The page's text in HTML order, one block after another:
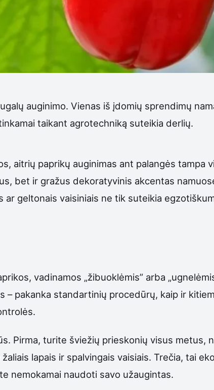
auginimo. Vienas iš įdomių sprendimų
taikant agrotechniką suteikia derlių.
aitrių paprikų auginimas ant palangės tampa
bet ir gražus dekoratyvinis akcentas
geltonais vaisiniais ne tik suteikia
vadinamos „žibuoklėmis” arba
– pakanka standartinių procedūrų, kaip ir
Pirma, turite šviežių prieskonių visus metus,
lapais ir spalvingais vaisiais. Trečia, tai
nemokamai naudoti savo užaugintas.